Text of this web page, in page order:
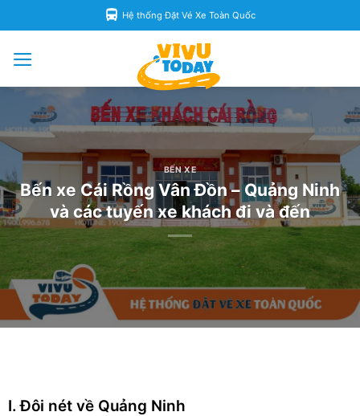
to
Hệ thống Đặt Vé Xe Toàn Quốc
BẾN XE
Bến xe Cái Rồng Vân Đồn – Quảng Ninh
và các tuyến xe khách đi và đến
I. Đôi nét về Quảng Ninh